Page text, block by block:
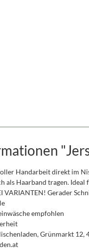
Handarbeit direkt im
als Haarband tragen.
VARIANTEN! Gerader
empfohlen
Grünmarkt 12,